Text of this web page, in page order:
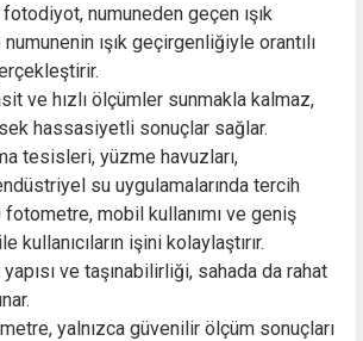
numuneden geçen ışık
numunenin ışık geçirgenliğiyle orantılı
ve hızlı ölçümler sunmakla kalmaz,
hassasiyetli sonuçlar sağlar.
tesisleri, yüzme havuzları,
su uygulamalarında tercih
mobil kullanımı ve geniş
işini kolaylaştırır.
ve taşınabilirliği, sahada da rahat
yalnızca güvenilir ölçüm sonuçları